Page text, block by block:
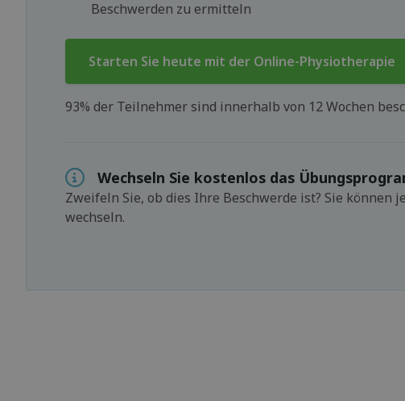
Beschwerden zu ermitteln
Starten Sie heute mit der Online-Physiotherapie
93% der Teilnehmer sind innerhalb von 12 Wochen
Wechseln Sie kostenlos das
Zweifeln Sie, ob dies Ihre Beschwerde ist? Sie können
wechseln.